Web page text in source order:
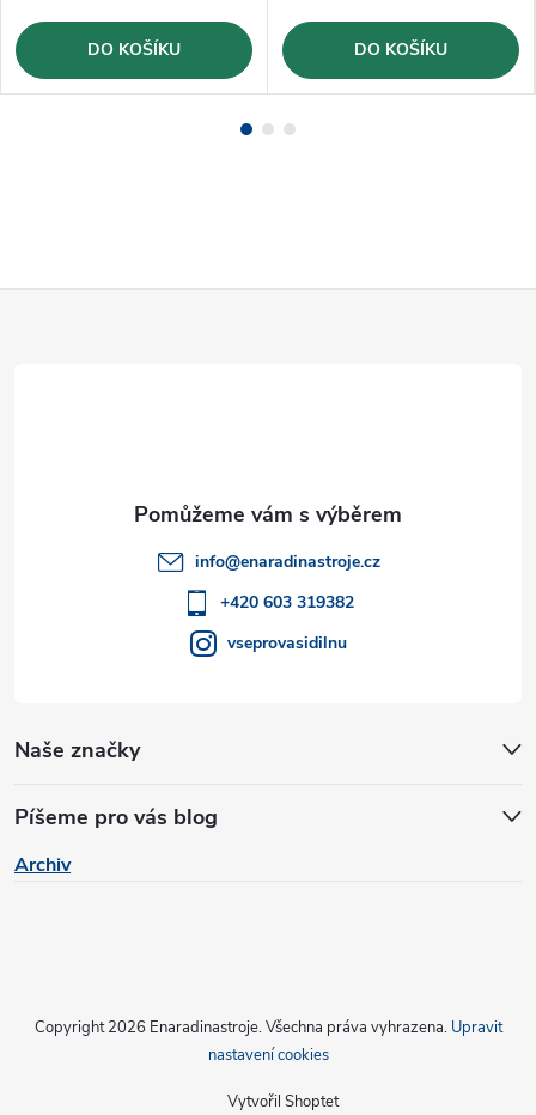
DO KOŠÍKU DO KOŠÍKU
Naše značky
Píšeme pro vás blog
Archiv
info@enaradinastroje.cz
+420 603 319382
vseprovasidilnu
Vytvořil Shoptet
Copyright 2026 Enaradinastroje. Všechna práva vyhrazena. Upravit
nastavení cookies